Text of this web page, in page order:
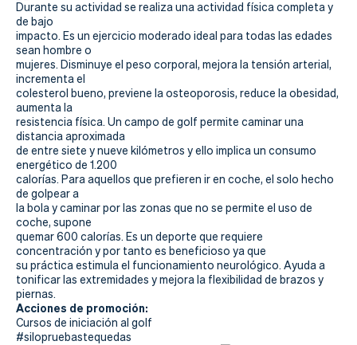
Durante su actividad se realiza una actividad física completa y
de bajo
impacto. Es un ejercicio moderado ideal para todas las edades
sean hombre o
mujeres. Disminuye el peso corporal, mejora la tensión arterial,
incrementa el
colesterol bueno, previene la osteoporosis, reduce la obesidad,
aumenta la
resistencia física. Un campo de golf permite caminar una
distancia aproximada
de entre siete y nueve kilómetros y ello implica un consumo
energético de 1.200
calorías. Para aquellos que prefieren ir en coche, el solo hecho
de golpear a
la bola y caminar por las zonas que no se permite el uso de
coche, supone
quemar 600 calorías. Es un deporte que requiere
concentración y por tanto es beneficioso ya que
su práctica estimula el funcionamiento neurológico. Ayuda a
tonificar las extremidades y mejora la flexibilidad de brazos y
piernas.
Acciones de promoción:
Cursos de iniciación al golf
#silopruebastequedas